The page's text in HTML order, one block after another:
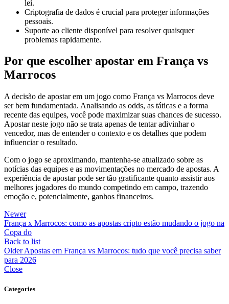
lei.
Criptografia de dados é crucial para proteger informações
pessoais.
Suporte ao cliente disponível para resolver quaisquer
problemas rapidamente.
Por que escolher apostar em França vs
Marrocos
A decisão de apostar em um jogo como França vs Marrocos deve
ser bem fundamentada. Analisando as odds, as táticas e a forma
recente das equipes, você pode maximizar suas chances de sucesso.
Apostar neste jogo não se trata apenas de tentar adivinhar o
vencedor, mas de entender o contexto e os detalhes que podem
influenciar o resultado.
Com o jogo se aproximando, mantenha-se atualizado sobre as
notícias das equipes e as movimentações no mercado de apostas. A
experiência de apostar pode ser tão gratificante quanto assistir aos
melhores jogadores do mundo competindo em campo, trazendo
emoção e, potencialmente, ganhos financeiros.
Newer
França x Marrocos: como as apostas cripto estão mudando o jogo na
Copa do
Back to list
Older Apostas em França vs Marrocos: tudo que você precisa saber
para 2026
Close
Categories